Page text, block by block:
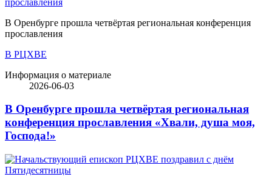
В Оренбурге прошла четвёртая региональная конференция
прославления
В РЦХВЕ
Информация о материале
2026-06-03
В Оренбурге прошла четвёртая региональная
конференция прославления «Хвали, душа моя,
Господа!»